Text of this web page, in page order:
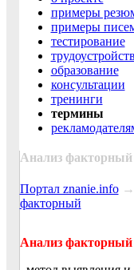
примеры
примеры
тестирование
образование
консультации
тренинги
термины
Анализ факторный
Портал znanie.info→
факторный
Анализ факторный